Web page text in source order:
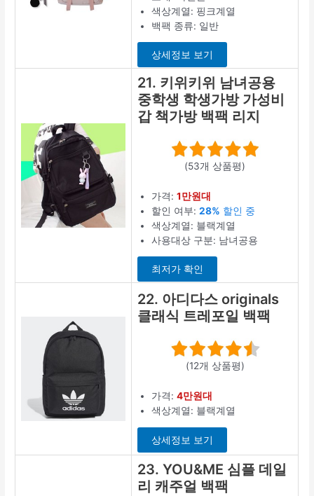
색상계열: 핑크계열
백팩 종류: 일반
상세정보 보기
21. 키위키위 남녀공용
중학생 학생가방 가성비
갑 책가방 백팩 리지
(53개 상품평)
가격:1만원대
할인 여부:28% 할인 중
색상계열: 블랙계열
사용대상 구분: 남녀공용
최저가 확인
22. 아디다스 originals
클래식 트레포일 백팩
(12개 상품평)
가격:4만원대
색상계열: 블랙계열
상세정보 보기
23. YOU&ME 심플 데일
리 캐주얼 백팩